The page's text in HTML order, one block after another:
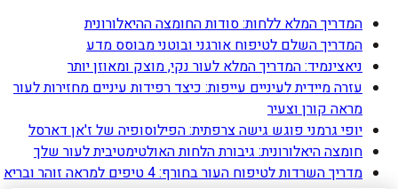
המדריך המלא ללחות: סודות החומצה ההיאלורונית
המדריך השלם לטיפוח אורגני ובוטני מבוסס מדע
ניאצינמיד: המדריך המלא לעור נקי, מוצק ומאוזן יותר
עזרה מיידית לעיניים עייפות: כיצד רפידות עיניים מחזירות לעור
מראה קורן וצעיר
יופי גרמני פוגש גישה צרפתית: הפילוסופיה של ז'אן דארסל
חומצה היאלורונית: גיבורת הלחות האולטימטיבית לעור שלך
מדריך השרדות לטיפוח העור בחורף: 4 טיפים למראה זוהר ובריא